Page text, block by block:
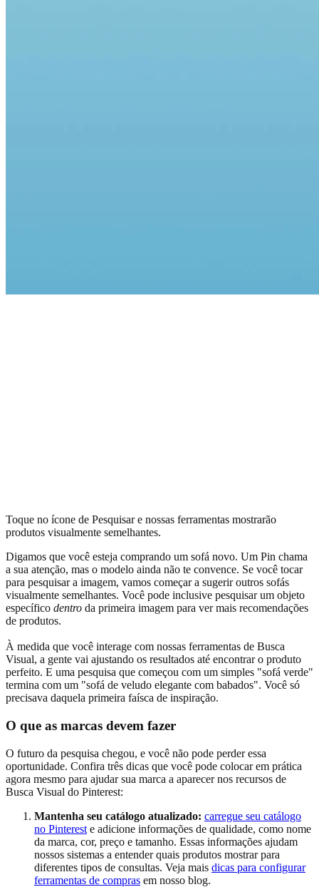
Toque no ícone de Pesquisar e nossas ferramentas mostrarão
produtos visualmente semelhantes.
Digamos que você esteja comprando um sofá novo. Um Pin chama
a sua atenção, mas o modelo ainda não te convence. Se você tocar
para pesquisar a imagem, vamos começar a sugerir outros sofás
visualmente semelhantes. Você pode inclusive pesquisar um objeto
específico dentro da primeira imagem para ver mais recomendações
de produtos.
À medida que você interage com nossas ferramentas de Busca
Visual, a gente vai ajustando os resultados até encontrar o produto
perfeito. E uma pesquisa que começou com um simples "sofá verde"
termina com um "sofá de veludo elegante com babados". Você só
precisava daquela primeira faísca de inspiração.
O que as marcas devem fazer
O futuro da pesquisa chegou, e você não pode perder essa
oportunidade. Confira três dicas que você pode colocar em prática
agora mesmo para ajudar sua marca a aparecer nos recursos de
Busca Visual do Pinterest:
Mantenha seu catálogo atualizado: carregue seu catálogo
no Pinterest e adicione informações de qualidade, como nome
da marca, cor, preço e tamanho. Essas informações ajudam
nossos sistemas a entender quais produtos mostrar para
diferentes tipos de consultas. Veja mais dicas para configurar
ferramentas de compras em nosso blog.